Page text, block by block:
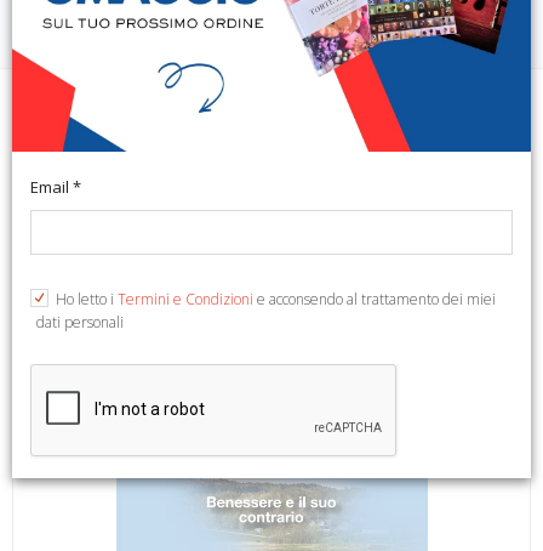
Encomisatico. Benessere e il suo
contrario
Email *
Ho letto i Termini e Condizioni e acconsendo al trattamento dei miei
dati personali